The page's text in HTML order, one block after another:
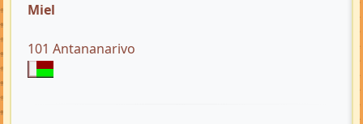
Miel
101 Antananarivo